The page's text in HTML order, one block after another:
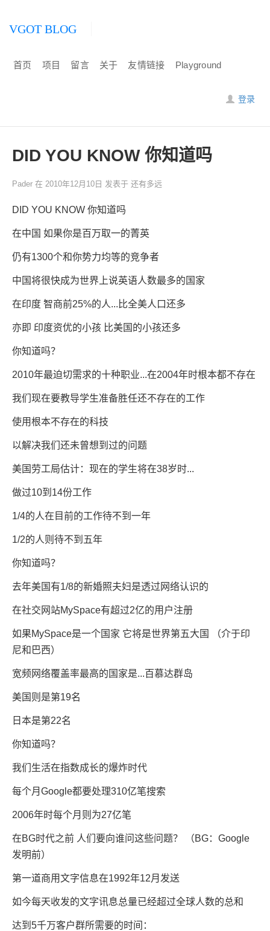
VGOT BLOG
首页 项目 留言 关于 友情链接 Playground
登录
DID YOU KNOW 你知道吗
Pader 在 2010年12月10日 发表于 还有多远
DID YOU KNOW 你知道吗
在中国 如果你是百万取一的菁英
仍有1300个和你势力均等的竞争者
中国将很快成为世界上说英语人数最多的国家
在印度 智商前25%的人...比全美人口还多
亦即 印度资优的小孩 比美国的小孩还多
你知道吗？
2010年最迫切需求的十种职业...在2004年时根本都不存在
我们现在要教导学生准备胜任还不存在的工作
使用根本不存在的科技
以解决我们还未曾想到过的问题
美国劳工局估计：现在的学生将在38岁时...
做过10到14份工作
1/4的人在目前的工作待不到一年
1/2的人则待不到五年
你知道吗？
去年美国有1/8的新婚照夫妇是透过网络认识的
在社交网站MySpace有超过2亿的用户注册
如果MySpace是一个国家 它将是世界第五大国 （介于印
尼和巴西）
宽频网络覆盖率最高的国家是...百慕达群岛
美国则是第19名
日本是第22名
你知道吗？
我们生活在指数成长的爆炸时代
每个月Google都要处理310亿笔搜索
2006年时每个月则为27亿笔
在BG时代之前 人们要向谁问这些问题？ （BG：Google
发明前）
第一道商用文字信息在1992年12月发送
如今每天收发的文字讯息总量已经超过全球人数的总和
达到5千万客户群所需要的时间：